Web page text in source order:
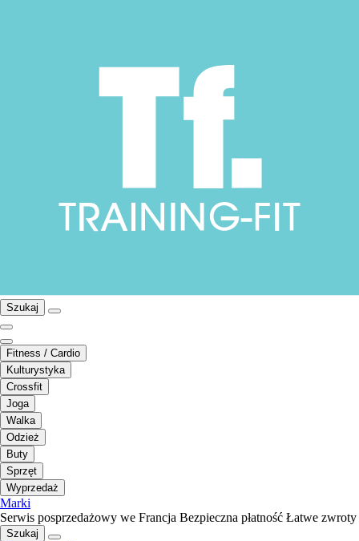
Szukaj
Fitness / Cardio
Kulturystyka
Crossfit
Joga
Walka
Odzież
Buty
Sprzęt
Wyprzedaż
Marki
Serwis posprzedażowy we Francja Bezpieczna płatność Łatwe zwroty
Szukaj